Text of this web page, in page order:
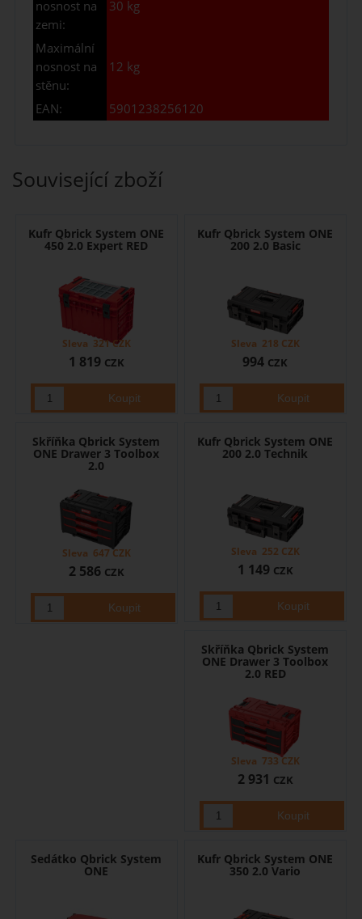
nosnost na
zemi:
30 kg
Maximální
nosnost na
stěnu:
12 kg
EAN: 5901238256120
Související zboží
Kufr Qbrick System ONE
450 2.0 Expert RED
1 819 CZK
Sleva 321CZK
Kufr Qbrick System ONE
200 2.0 Basic
994 CZK
Sleva 218 CZK
Skříňka Qbrick System
ONE Drawer 3 Toolbox
2.0
2 586 CZK
Sleva 647CZK
Kufr Qbrick System ONE
200 2.0 Technik
1 149 CZK
Sleva 252 CZK
Skříňka Qbrick System
ONE Drawer 3 Toolbox
2.0 RED
2 931 CZK
Sleva 733CZK
Sedátko Qbrick System
ONE
Kufr Qbrick System ONE
350 2.0 Vario